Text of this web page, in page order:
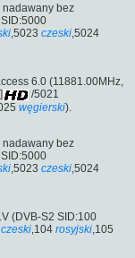
nadawany bez
,5023 czeski,5024
6.0 (11881.00MHz,
/5021
węgierski).
nadawany bez
,5023 czeski ,5024
(DVB-S2 SID:100
czeski,104 rosyjski,105